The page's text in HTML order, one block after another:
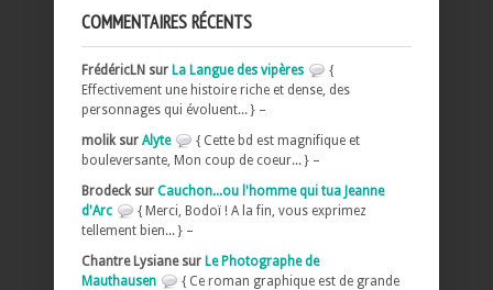
COMMENTAIRES RÉCENTS
FrédéricLN sur La Langue des vipères
{
Effectivement une histoire riche et dense, des
personnages qui évoluent... } –
molik sur Alyte
{ Cette bd est magnifique et
bouleversante, Mon coup de coeur... } –
Brodeck sur Cauchon...ou l'homme qui tua Jeanne
d'Arc
{ Merci, Bodoï ! A la fin, vous exprimez
tellement bien... } –
Chantre Lysiane sur Le Photographe de
Mauthausen
{ Ce roman graphique est de grande